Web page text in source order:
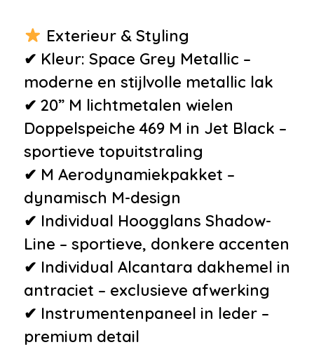
•Achterbank in delen
neerklapbaar
•Armsteun achter
•Armsteun voor
•Bagage-scheidingsnet
•Bestuurdersstoel in hoogte
verstelbaar
•Binnenspiegel automatisch
dimmend
•Boordcomputer
•Elektrische ramen voor en
achter
•Keyless start
•Passagiersstoel in hoogte
Exterieur & Styling
✔ Kleur: Space Grey Metallic –
moderne en stijlvolle metallic lak
✔ 20” M lichtmetalen wielen
Doppelspeiche 469 M in Jet Black –
sportieve topuitstraling
✔ M Aerodynamiekpakket –
dynamisch M-design
✔ Individual Hoogglans Shadow-
Line – sportieve, donkere accenten
✔ Individual Alcantara dakhemel in
antraciet – exclusieve afwerking
✔ Instrumentenpaneel in leder –
premium detail